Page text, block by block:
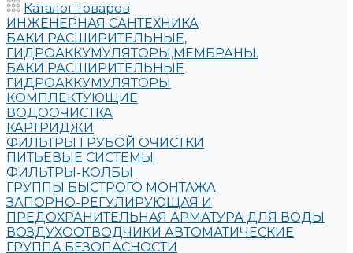
Каталог товаров
ИНЖЕНЕРНАЯ САНТЕХНИКА
БАКИ РАСШИРИТЕЛЬНЫЕ,
ГИДРОАККУМУЛЯТОРЫ,МЕМБРАНЫ.
БАКИ РАСШИРИТЕЛЬНЫЕ
ГИДРОАККУМУЛЯТОРЫ
КОМПЛЕКТУЮЩИЕ
ВОДООЧИСТКА
КАРТРИДЖИ
ФИЛЬТРЫ ГРУБОЙ ОЧИСТКИ
ПИТЬЕВЫЕ СИСТЕМЫ
ФИЛЬТРЫ-КОЛБЫ
ГРУППЫ БЫСТРОГО МОНТАЖА
ЗАПОРНО-РЕГУЛИРУЮЩАЯ И
ПРЕДОХРАНИТЕЛЬНАЯ АРМАТУРА ДЛЯ ВОДЫ
ВОЗДУХООТВОДЧИКИ АВТОМАТИЧЕСКИЕ
ГРУППА БЕЗОПАСНОСТИ